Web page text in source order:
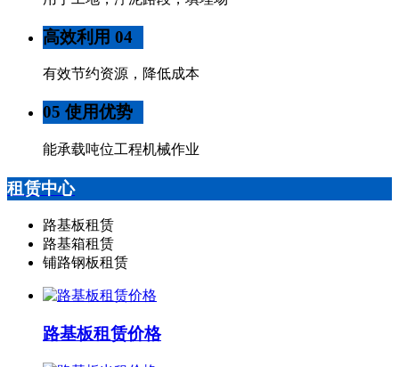
高效利用 04
有效节约资源，降低成本
05 使用优势
能承载吨位工程机械作业
租赁中心
路基板租赁
路基箱租赁
铺路钢板租赁
路基板租赁价格